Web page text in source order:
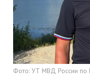
Фото: УТ МВД России